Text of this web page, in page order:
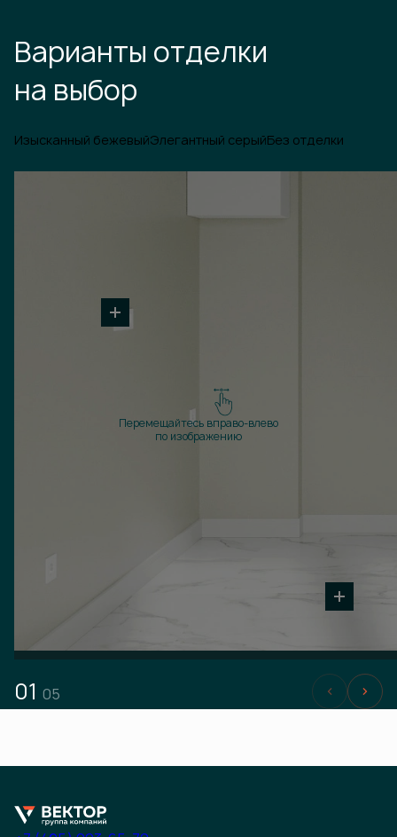
Варианты отделки
на выбор
Изысканный бежевыйЭлегантный серыйБез отделки
Перемещайтесь вправо-влево
по изображению
01 05